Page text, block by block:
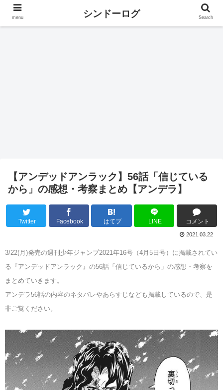
【アンデッドアンラック】56話「信じている
から」の感想・考察まとめ【アンデラ】
Twitter Facebook はてブ LINE コメント
2021.03.22
3/22(月)発売の週刊少年ジャンプ2021年16号（4月5日号）に掲載されてい
る『アンデッドアンラック』の56話「信じているから」の感想・考察を
まとめていきます。
アンデラ56話の内容のネタバレやあらすじなども掲載しているので、是
非ご覧ください。
menu シンドーログ Search